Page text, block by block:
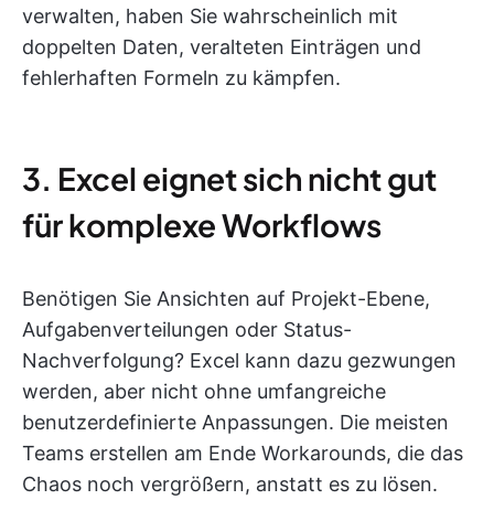
verwalten, haben Sie wahrscheinlich mit
doppelten Daten, veralteten Einträgen und
fehlerhaften Formeln zu kämpfen.
3. Excel eignet sich nicht gut
für komplexe Workflows
Benötigen Sie Ansichten auf Projekt-Ebene,
Aufgabenverteilungen oder Status-
Nachverfolgung? Excel kann dazu gezwungen
werden, aber nicht ohne umfangreiche
benutzerdefinierte Anpassungen. Die meisten
Teams erstellen am Ende Workarounds, die das
Chaos noch vergrößern, anstatt es zu lösen.